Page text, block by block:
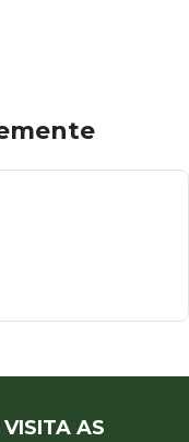
VISITA AS